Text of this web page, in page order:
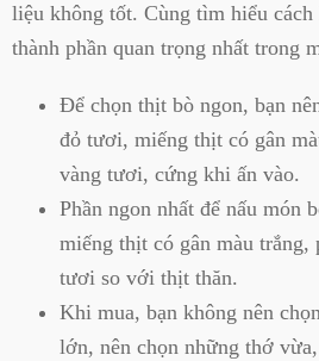
liệu không tốt. Cùng tìm hiểu
thành phần quan trọng nhất trong
Để chọn thịt bò ngon, bạn
đỏ tươi, miếng thịt có gân
vàng tươi, cứng khi ấn vào.
Phần ngon nhất để nấu món
miếng thịt có gân màu trắng,
tươi so với thịt thăn.
Khi mua, bạn không nên
lớn, nên chọn những thớ